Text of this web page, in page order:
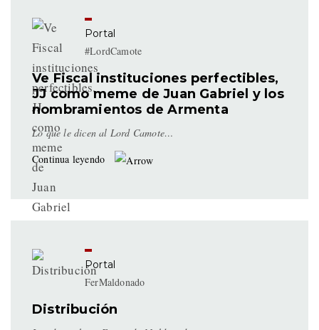
Portal
#LordCamote
Ve Fiscal instituciones perfectibles,
JJ como meme de Juan Gabriel y los
nombramientos de Armenta
Lo que le dicen al Lord Camote…
Continua leyendo
Portal
FerMaldonado
Distribución